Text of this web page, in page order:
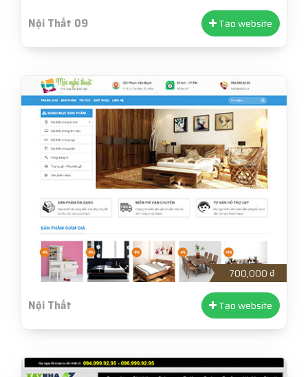
Nội Thất 09 Tạo website
700,000 ₫
Nội Thất Tạo website